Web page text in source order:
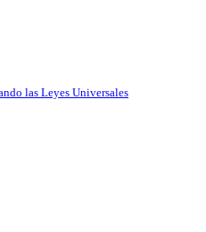
las Leyes Universales